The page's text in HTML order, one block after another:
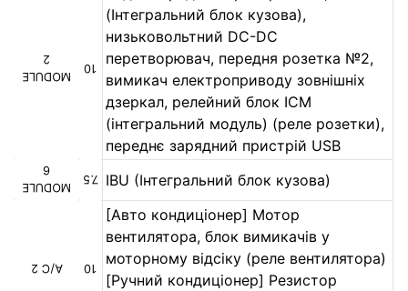
MODULE
2
10
(Інтегральний блок кузова),
низьковольтний DC-DC
перетворювач, передня розетка №2,
вимикач електроприводу зовнішніх
дзеркал, релейний блок ICM
(інтегральний модуль) (реле розетки),
переднє зарядний пристрій USB
MODULE
6
7.5 IBU (Інтегральний блок кузова)
A/C 2 10
[Авто кондиціонер] Мотор
вентилятора, блок вимикачів у
моторному відсіку (реле вентилятора)
[Ручний кондиціонер] Резистор